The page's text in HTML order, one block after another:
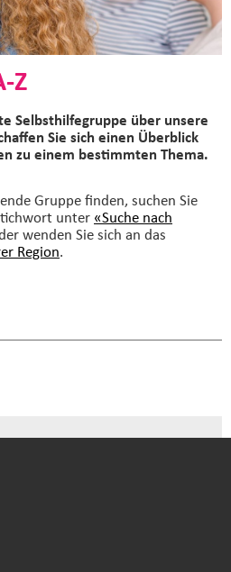
Z
Selbsthilfegruppe über unsere
Sie sich einen Überblick
zu einem bestimmten Thema.
Gruppe finden, suchen Sie
unter «Suche nach
wenden Sie sich an das
Region.